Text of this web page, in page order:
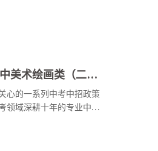
2022年深圳中考普通高中美术绘画类（二类）自主招生政策解读【报考与录取篇】
心的一系列中考中招政策
领域深耕十年的专业中考
考中招政策报考篇、考试